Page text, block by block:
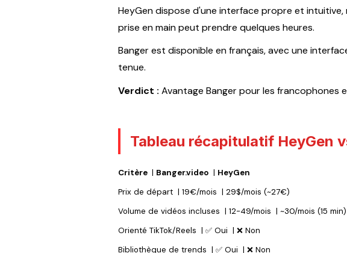
HeyGen dispose d'une interface propre et
prise en main peut prendre quelques heures.
Banger est disponible en français, avec une
tenue.
Verdict : Avantage Banger pour les francophones
Tableau récapitulatif HeyGen
Critère | Banger.video | HeyGen
Prix de départ | 19€/mois | 29$/mois (~27€)
Volume de vidéos incluses | 12-49/mois | ~30/mois (15 min)
Orienté TikTok/Reels | ✅ Oui | ❌ Non
Bibliothèque de trends | ✅ Oui | ❌ Non